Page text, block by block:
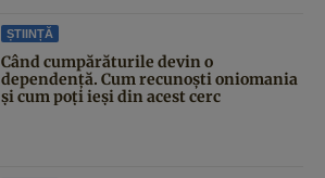
ȘTIINȚĂ
Când cumpărăturile devin o
dependență. Cum recunoști oniomania
și cum poți ieși din acest cerc